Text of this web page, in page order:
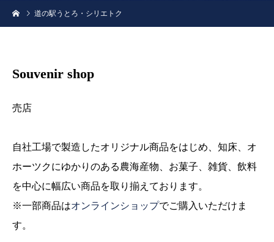
道の駅うとろ・シリエトク
Souvenir shop
売店
自社工場で製造したオリジナル商品をはじめ、知床、オ
ホーツクにゆかりのある農海産物、お菓子、雑貨、飲料
を中心に幅広い商品を取り揃えております。
※一部商品はオンラインショップでご購入いただけま
す。